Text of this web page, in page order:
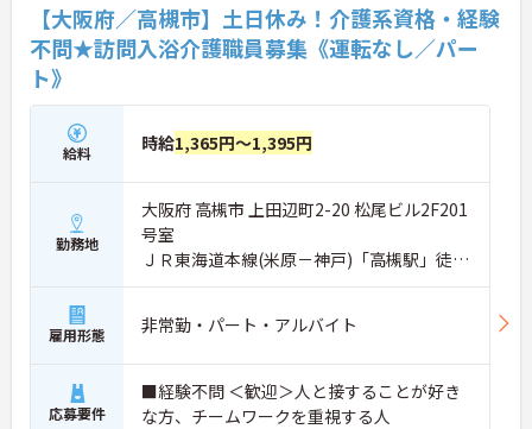
【大阪府／高槻市】土日休み！介護系資格・経験
不問★訪問入浴介護職員募集《運転なし／パー
ト》
給料 時給1,365円～1,395円
勤務地
大阪府 高槻市 上田辺町2-20 松尾ビル2F201
号室
ＪＲ東海道本線(米原－神戸)「高槻駅」徒歩
3分
雇用形態 非常勤・パート・アルバイト
応募要件
■経験不問 ＜歓迎＞人と接することが好き
な方、チームワークを重視する人